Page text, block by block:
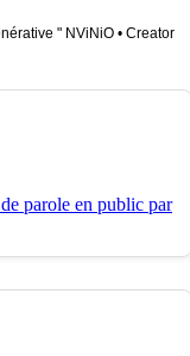
" NViNiO • Creator